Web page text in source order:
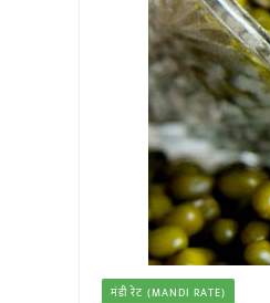
मंडी रेट (MANDI RATE)